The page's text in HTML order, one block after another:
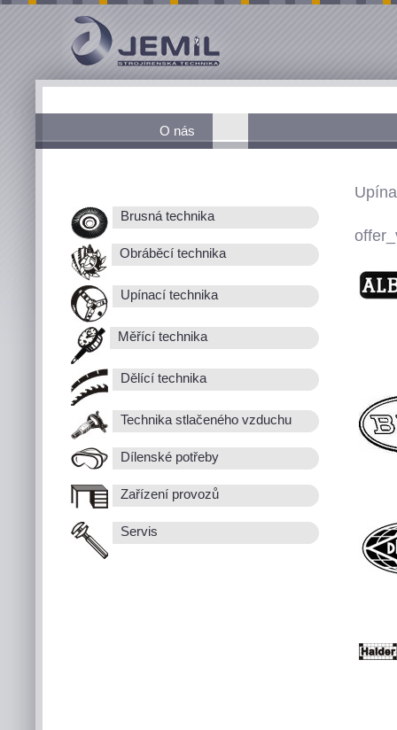
O nás
Brusná technika
Obráběcí technika
Upínací technika
Měřící technika
Dělící technika
Technika stlačeného vzduchu
Dílenské potřeby
Zařízení provozů
Servis